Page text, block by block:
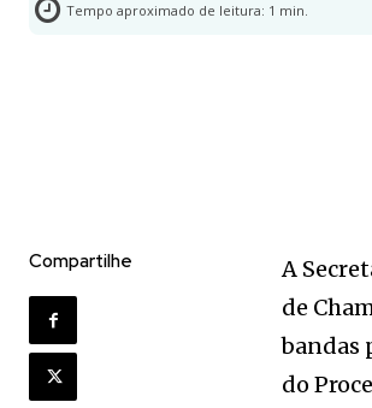
Tempo aproximado de leitura: 1 min.
Compartilhe
A
de
bandas
do